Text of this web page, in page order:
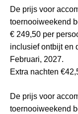
De prijs voor
toernooiweekend
€ 249,50 per
inclusief ontbijt en
Februari, 2027.
Extra nachten
De prijs voor
toernooiweekend